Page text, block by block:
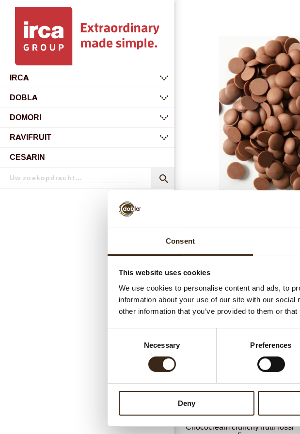
Consent
This website uses cookies
We use cookies to personalise content and ads, to
information about your use of our site with our
other information that you’ve provided to them or
Necessary Preferences
Deny
IRCA
submenu
DOBLA
submenu
DOMORI
submenu
RAVIFRUIT
submenu
CESARIN
Zoekopdracht
Gerelateerde producten
Chococream crunchy frutti rossi